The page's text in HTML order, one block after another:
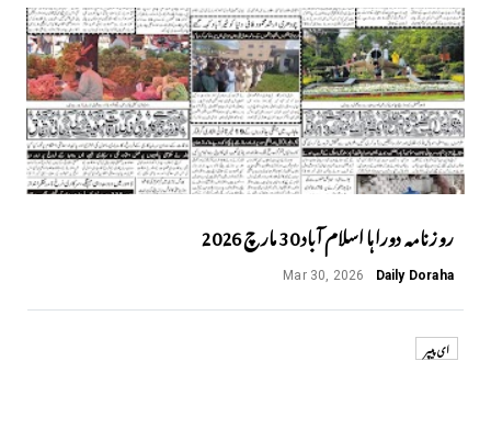
روزنامہ دوراہا اسلام آباد 30 مارچ 2026
Daily Doraha
Mar 30, 2026
ای پیپر